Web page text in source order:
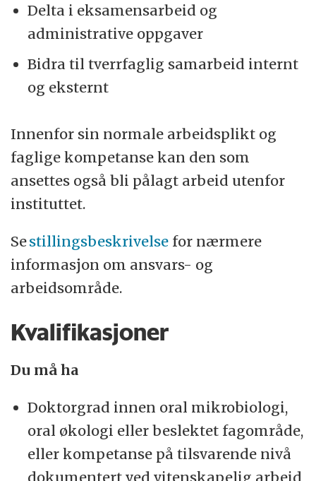
Delta i eksamensarbeid og
administrative oppgaver
Bidra til tverrfaglig samarbeid internt
og eksternt
Innenfor sin normale arbeidsplikt og
faglige kompetanse kan den som
ansettes også bli pålagt arbeid utenfor
instituttet.
Sestillingsbeskrivelse for nærmere
informasjon om ansvars- og
arbeidsområde.
Kvalifikasjoner
Du må ha
Doktorgrad innen oral mikrobiologi,
oral økologi eller beslektet fagområde,
eller kompetanse på tilsvarende nivå
dokumentert ved vitenskapelig arbeid